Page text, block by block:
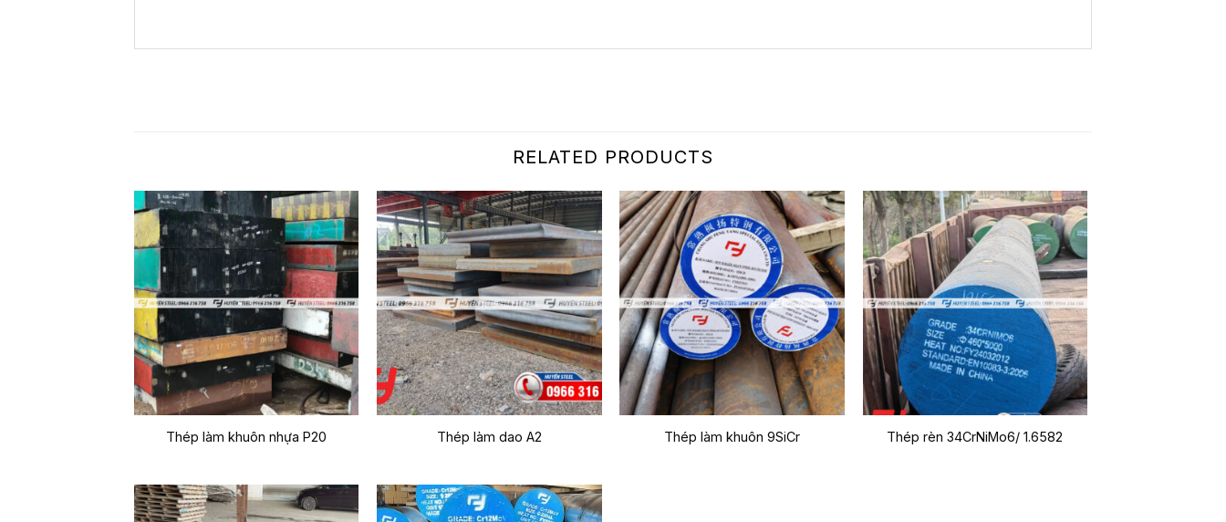
RELATED PRODUCTS
Thép làm khuôn nhựa P20 Thép làm dao A2 Thép làm khuôn 9SiCr Thép rèn 34CrNiMo6/ 1.6582